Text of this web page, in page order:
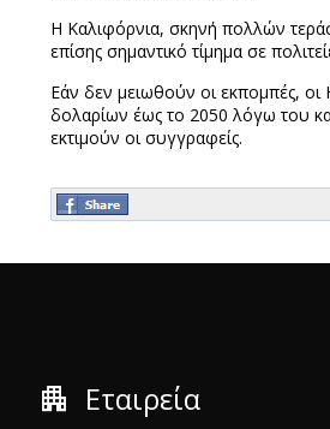
Η Καλιφόρνια, σκηνή πολλών
επίσης σημαντικό τίμημα σε
Εάν δεν μειωθούν οι εκπομπές,
δολαρίων έως το 2050 λόγω του
εκτιμούν οι συγγραφείς.
apartment Εταιρεία